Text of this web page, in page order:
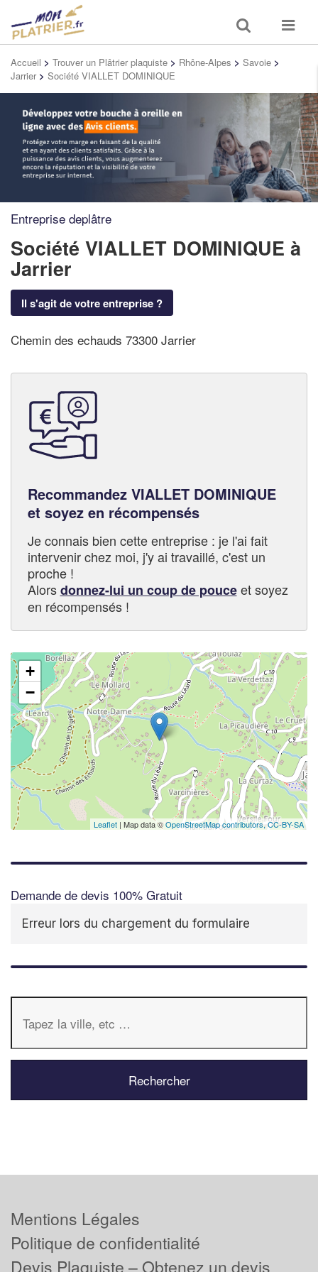
Toggle
search
Toggle
Accueil > Trouver un Plâtrier plaquiste > Rhône-Alpes > Savoie >
Jarrier > Société VIALLET DOMINIQUE
Entreprise deplâtre
Société VIALLET DOMINIQUE à
Jarrier
Il s'agit de votre entreprise ?
Chemin des echauds 73300 Jarrier
Recommandez VIALLET DOMINIQUE
et soyez en récompensés
Je connais bien cette entreprise : je l'ai fait
intervenir chez moi, j'y ai travaillé, c'est un
proche !
Alorsdonnez-lui un coup de pouceet soyez
en récompensés !
+
−
Leaflet | Map data ©OpenStreetMap contributors,CC-BY-SA
Demande de devis 100% Gratuit
Erreur lors du chargement du formulaire
Mentions Légales
Politique de confidentialité
Devis Plaquiste – Obtenez un devis